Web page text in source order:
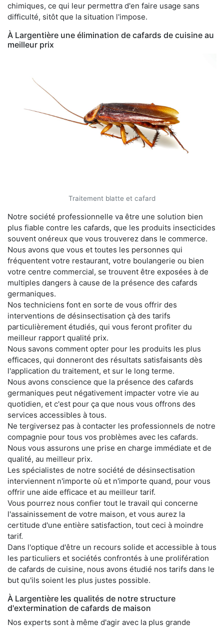
chimiques, ce qui leur permettra d'en faire usage sans
difficulté, sitôt que la situation l'impose.
À Largentière une élimination de cafards de cuisine au
meilleur prix
Traitement blatte et cafard
Notre société professionnelle va être une solution bien
plus fiable contre les cafards, que les produits insecticides
souvent onéreux que vous trouverez dans le commerce.
Nous avons que vous et toutes les personnes qui
fréquentent votre restaurant, votre boulangerie ou bien
votre centre commercial, se trouvent être exposées à de
multiples dangers à cause de la présence des cafards
germaniques.
Nos techniciens font en sorte de vous offrir des
interventions de désinsectisation çà des tarifs
particulièrement étudiés, qui vous feront profiter du
meilleur rapport qualité prix.
Nous savons comment opter pour les produits les plus
efficaces, qui donneront des résultats satisfaisants dès
l'application du traitement, et sur le long terme.
Nous avons conscience que la présence des cafards
germaniques peut négativement impacter votre vie au
quotidien, et c'est pour ça que nous vous offrons des
services accessibles à tous.
Ne tergiversez pas à contacter les professionnels de notre
compagnie pour tous vos problèmes avec les cafards.
Nous vous assurons une prise en charge immédiate et de
qualité, au meilleur prix.
Les spécialistes de notre société de désinsectisation
interviennent n'importe où et n'importe quand, pour vous
offrir une aide efficace et au meilleur tarif.
Vous pourrez nous confier tout le travail qui concerne
l'assainissement de votre maison, et vous aurez la
certitude d'une entière satisfaction, tout ceci à moindre
tarif.
Dans l'optique d'être un recours solide et accessible à tous
les particuliers et sociétés confrontés à une prolifération
de cafards de cuisine, nous avons étudié nos tarifs dans le
but qu'ils soient les plus justes possible.
À Largentière les qualités de notre structure
d'extermination de cafards de maison
Nos experts sont à même d'agir avec la plus grande